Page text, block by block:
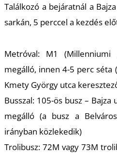
Találkozó a bejáratnál a
sarkán, 5 perccel a kezdés
Metróval: M1 (Millenniumi
megálló, innen 4-5 perc séta
Kmety György utca
Busszal: 105-ös busz – Bajza
megálló (a busz a
irányban közlekedik)
Trolibusz: 72M vagy 73M